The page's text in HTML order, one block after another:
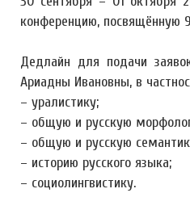
конференцию, посвящённую
Дедлайн для подачи
Ариадны Ивановны, в
– уралистику;
– общую и русскую
– общую и русскую
– историю русского языка;
– социолингвистику.